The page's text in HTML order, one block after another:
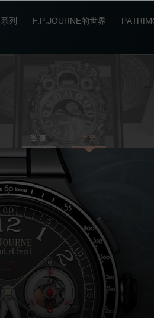
系列 F.P.JOURNE的世界
当前 历史